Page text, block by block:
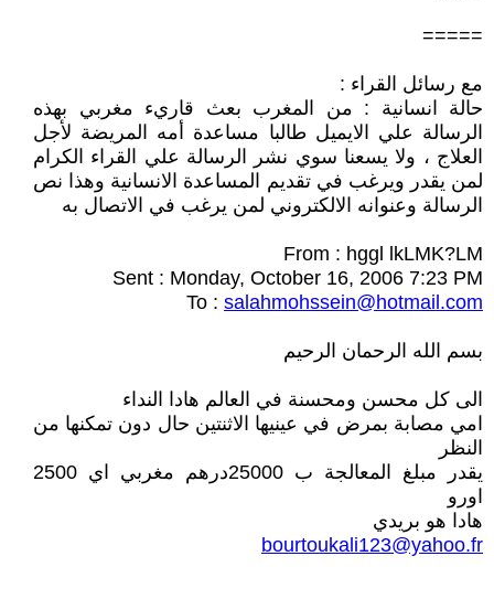
=====
مع رسائل القراء :
حالة انسانية : من المغرب بعث قاريء مغربي بهذه
الرسالة علي الايميل طالبا مساعدة أمه المريضة لأجل
العلاج ، ولا يسعنا سوي نشر الرسالة علي القراء الكرام
لمن يقدر ويرغب في تقديم المساعدة الانسانية وهذا نص
الرسالة وعنوانه الالكتروني لمن يرغب في الاتصال به
From : hggl lkLMK?LM
Sent : Monday, October 16, 2006 7:23 PM
To : salahmohssein@hotmail.com
بسم الله الرحمان الرحيم
الى كل محسن ومحسنة في العالم هادا النداء
امي مصابة بمرض في عينيها الاثنتين حال دون تمكنها من
النظر
يقدر مبلغ المعالجة ب 25000درهم مغربي اي 2500
اورو
هادا هو بريدي
bourtoukali123@yahoo.fr